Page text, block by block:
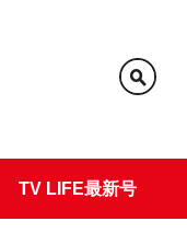
TV LIFE最新号